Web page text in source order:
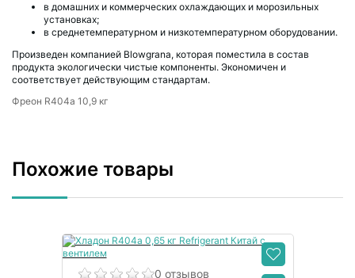
в домашних и коммерческих охлаждающих и морозильных
установках;
в среднетемпературном и низкотемпературном оборудовании.
Произведен компанией Blowgrana, которая поместила в состав
продукта экологически чистые компоненты. Экономичен и
соответствует действующим стандартам.
Фреон R404a 10,9 кг
Похожие товары
0 отзывов